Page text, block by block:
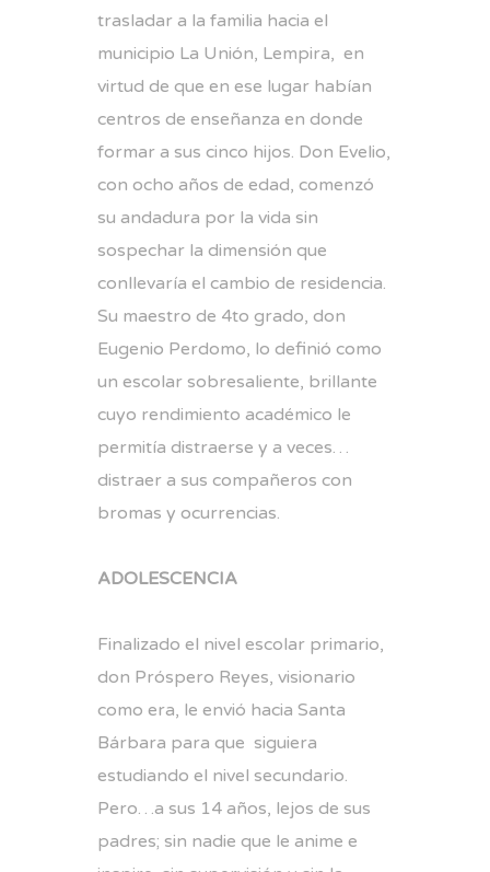
trasladar a la familia hacia el
municipio La Unión, Lempira, en
virtud de que en ese lugar habían
centros de enseñanza en donde
formar a sus cinco hijos. Don Evelio,
con ocho años de edad, comenzó
su andadura por la vida sin
sospechar la dimensión que
conllevaría el cambio de residencia.
Su maestro de 4to grado, don
Eugenio Perdomo, lo definió como
un escolar sobresaliente, brillante
cuyo rendimiento académico le
permitía distraerse y a veces…
distraer a sus compañeros con
bromas y ocurrencias.
ADOLESCENCIA
Finalizado el nivel escolar primario,
don Próspero Reyes, visionario
como era, le envió hacia Santa
Bárbara para que siguiera
estudiando el nivel secundario.
Pero…a sus 14 años, lejos de sus
padres; sin nadie que le anime e